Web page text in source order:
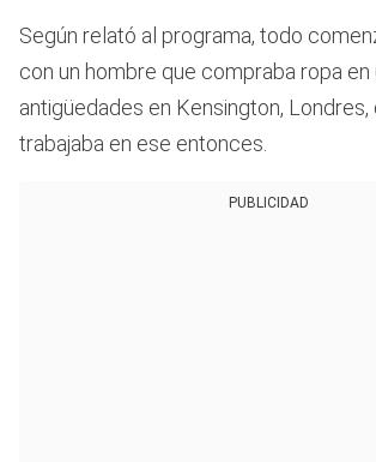
Según relató al programa, todo
con un hombre que compraba ropa
antigüedades en Kensington,
trabajaba en ese entonces.
PUBLICIDAD